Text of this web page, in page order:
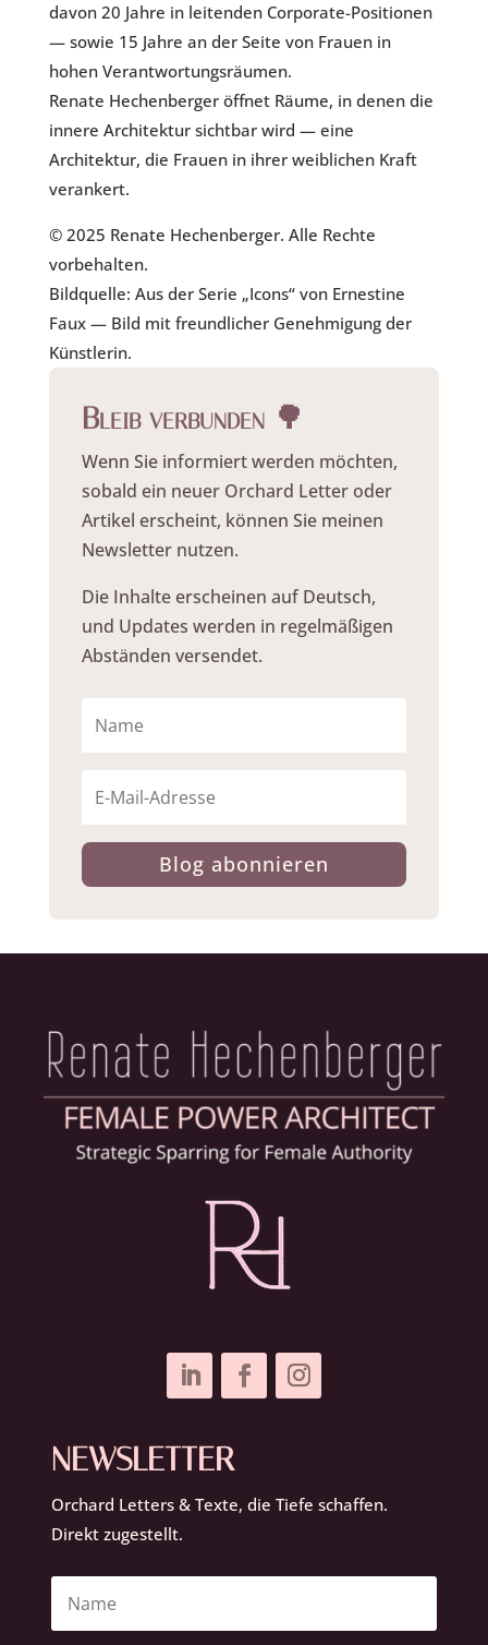
davon 20 Jahre in leitenden Corporate-Positionen
— sowie 15 Jahre an der Seite von Frauen in
hohen Verantwortungsräumen.
Renate Hechenberger öffnet Räume, in denen die
innere Architektur sichtbar wird — eine
Architektur, die Frauen in ihrer weiblichen Kraft
verankert.
© 2025 Renate Hechenberger. Alle Rechte
vorbehalten.
Bildquelle: Aus der Serie „Icons“ von Ernestine
Faux — Bild mit freundlicher Genehmigung der
Künstlerin.
Bleib verbunden 🌳
Wenn Sie informiert werden möchten,
sobald ein neuer Orchard Letter oder
Artikel erscheint, können Sie meinen
Newsletter nutzen.
Die Inhalte erscheinen auf Deutsch,
und Updates werden in regelmäßigen
Abständen versendet.
Blog abonnieren
NEWSLETTER
Orchard Letters & Texte, die Tiefe schaffen.
Direkt zugestellt.